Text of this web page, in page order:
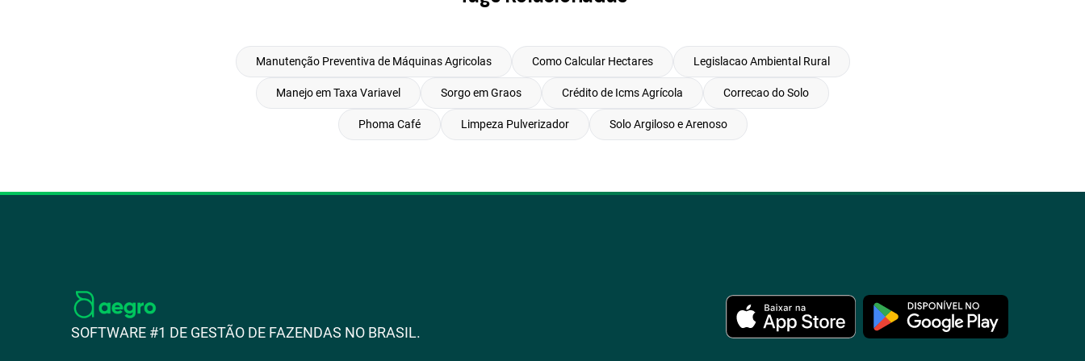
Manutenção Preventiva de Máquinas Agricolas Como Calcular Hectares Legislacao Ambiental Rural
Manejo em Taxa Variavel Sorgo em Graos Crédito de Icms Agrícola Correcao do Solo
Phoma Café Limpeza Pulverizador Solo Argiloso e Arenoso
SOFTWARE #1 DE GESTÃO DE FAZENDAS NO BRASIL.